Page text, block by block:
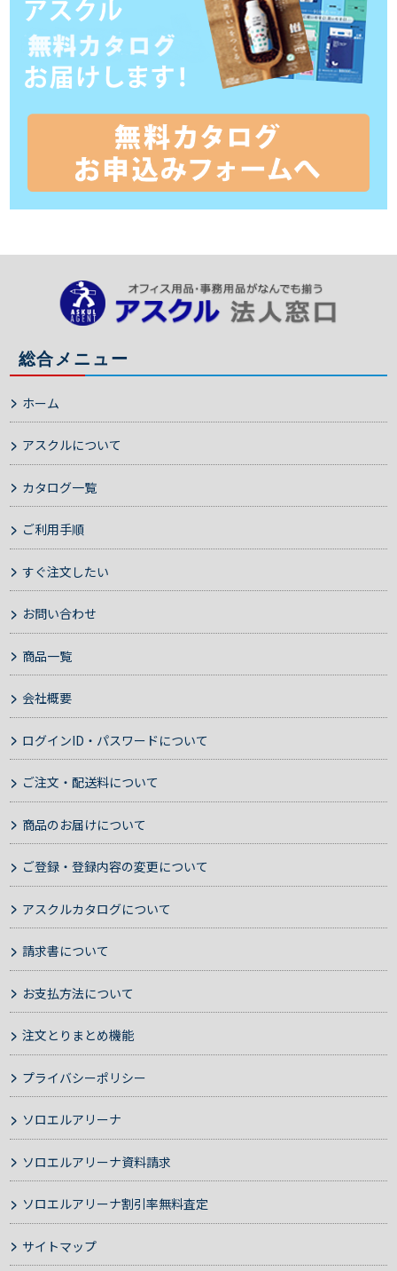
総合メニュー
ホーム
アスクルについて
カタログ一覧
ご利用手順
すぐ注文したい
お問い合わせ
商品一覧
会社概要
ログインID・パスワードについて
ご注文・配送料について
商品のお届けについて
ご登録・登録内容の変更について
アスクルカタログについて
請求書について
お支払方法について
注文とりまとめ機能
プライバシーポリシー
ソロエルアリーナ
ソロエルアリーナ資料請求
ソロエルアリーナ割引率無料査定
サイトマップ